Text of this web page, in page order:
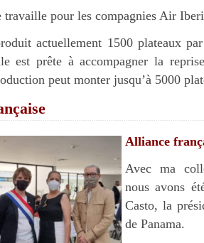
travaille pour les compagnies Air
actuellement 1500 plateaux
est prête à accompagner la
peut monter jusqu’à 5000
Alliance
Avec ma
nous avons
Casto, la
de Panama.